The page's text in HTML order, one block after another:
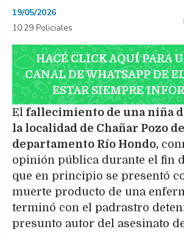
19/05/2026
10:29 Policiales
HACÉ CLICK AQUÍ PARA
CANAL DE WHATSAPP DE
ESTAR SIEMPRE
El fallecimiento de una niña
la localidad de Chañar Pozo
departamento Río Hondo,
opinión pública durante el fin
que en principio se presentó
muerte producto de una
terminó con el padrastro
presunto autor del asesinato